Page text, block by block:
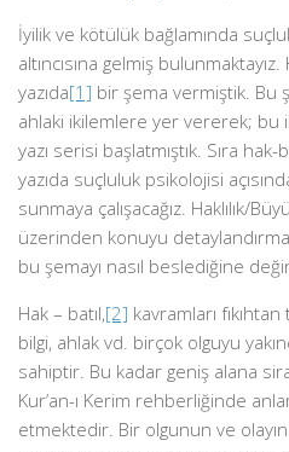
İyilik ve kötülük bağlamında
altıncısına gelmiş
yazıda[1] bir şema vermiştik. Bu
ahlaki ikilemlere yer vererek; bu
yazı serisi başlatmıştık. Sıra
yazıda suçluluk psikolojisi
sunmaya çalışacağız. Haklılık/
üzerinden konuyu
bu şemayı nasıl beslediğine
Hak – batıl,[2] kavramları
bilgi, ahlak vd. birçok olguyu
sahiptir. Bu kadar geniş alana
Kur’an-ı Kerim rehberliğinde
etmektedir. Bir olgunun ve